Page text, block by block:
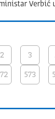
Verbić
2 3
573